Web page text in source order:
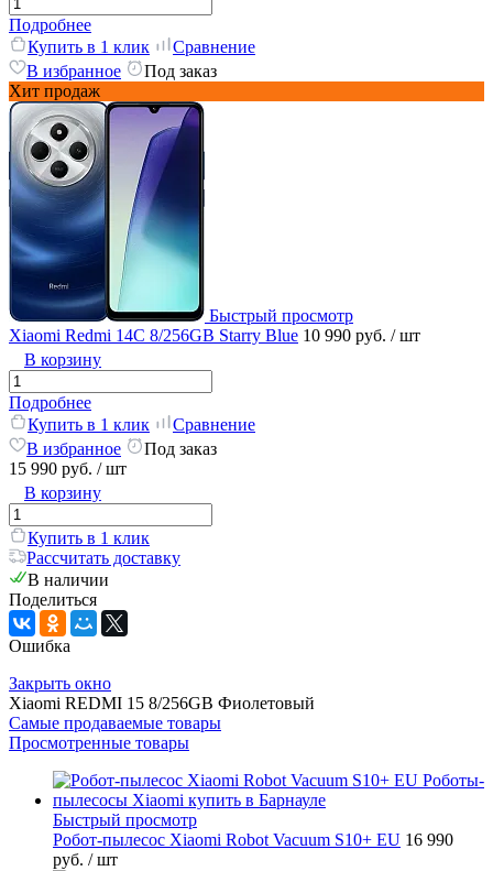
Подробнее
Купить в 1 клик
Сравнение
В избранное
Под заказ
Хит продаж
Быстрый просмотр
Xiaomi Redmi 14C 8/256GB Starry Blue 10 990 руб. / шт
В корзину
Подробнее
Купить в 1 клик
Сравнение
В избранное
Под заказ
15 990 руб. / шт
В корзину
Купить в 1 клик
Рассчитать доставку
В наличии
Поделиться
Ошибка
Закрыть окно
Xiaomi REDMI 15 8/256GB Фиолетовый
Самые продаваемые товары
Просмотренные товары
Быстрый просмотр
Робот-пылесос Xiaomi Robot Vacuum S10+ EU 16 990
руб. / шт